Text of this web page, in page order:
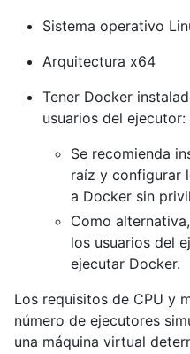
Sistema operativo
Arquitectura x64
Tener Docker
usuarios del ejecutor:
Se recomienda
raíz y configurar
a Docker sin
Como
los usuarios del
ejecutar Docker.
Los requisitos de CPU y
número de ejecutores
una máquina virtual